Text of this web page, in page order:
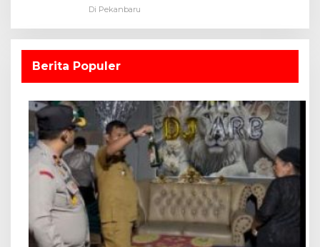
Dalam Ruangan
Di Pekanbaru
Berita Populer